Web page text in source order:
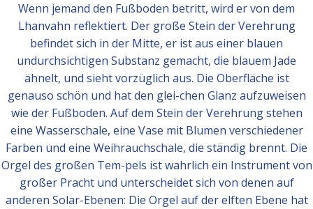
Wenn jemand den Fußboden betritt, wird er von dem
Lhanvahn reflektiert. Der große Stein der Verehrung
befindet sich in der Mitte, er ist aus einer blauen
undurchsichtigen Substanz gemacht, die blauem Jade
ähnelt, und sieht vorzüglich aus. Die Oberfläche ist
genauso schön und hat den glei-chen Glanz aufzuweisen
wie der Fußboden. Auf dem Stein der Verehrung stehen
eine Wasserschale, eine Vase mit Blumen verschiedener
Farben und eine Weihrauchschale, die ständig brennt. Die
Orgel des großen Tem-pels ist wahrlich ein Instrument von
großer Pracht und unterscheidet sich von denen auf
anderen Solar-Ebenen: Die Orgel auf der elften Ebene hat